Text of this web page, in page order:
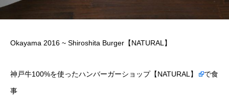
Okayama 2016 ~ Shiroshita Burger【NATURAL】
神戸牛100%を使ったハンバーガーショップ【NATURAL】 で食
事